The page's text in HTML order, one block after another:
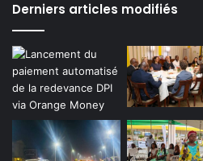
Derniers articles modifiés